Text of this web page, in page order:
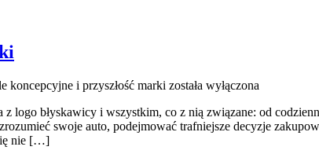
koncepcyjne i przyszłość marki została wyłączona
logo błyskawicy i wszystkim, co z nią związane: od
swoje auto, podejmować trafniejsze decyzje
nie […]